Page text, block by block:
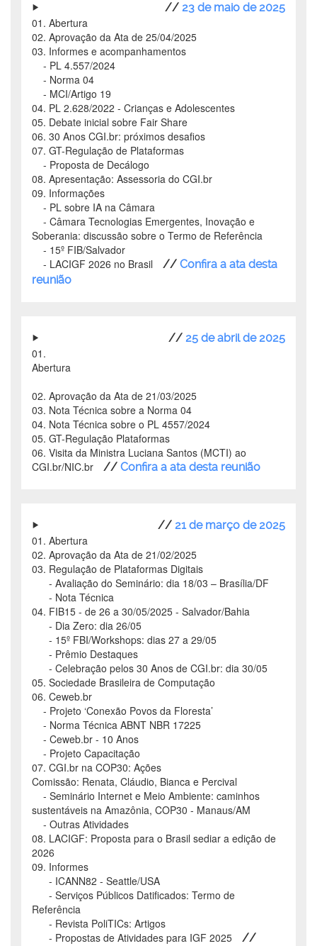
// 23 de maio de 2025
01. Abertura
02. Aprovação da Ata de 25/04/2025
03. Informes e acompanhamentos
- PL 4.557/2024
- Norma 04
- MCI/Artigo 19
04. PL 2.628/2022 - Crianças e Adolescentes
05. Debate inicial sobre Fair Share
06. 30 Anos CGI.br: próximos desafios
07. GT-Regulação de Plataformas
- Proposta de Decálogo
08. Apresentação: Assessoria do CGI.br
09. Informações
- PL sobre IA na Câmara
- Câmara Tecnologias Emergentes, Inovação e
Soberania: discussão sobre o Termo de Referência
- 15º FIB/Salvador
- LACIGF 2026 no Brasil
// Confira a ata desta
reunião
// 25 de abril de 2025
01.
Abertura
02. Aprovação da Ata de 21/03/2025
03. Nota Técnica sobre a Norma 04
04. Nota Técnica sobre o PL 4557/2024
05. GT-Regulação Plataformas
06. Visita da Ministra Luciana Santos (MCTI) ao
CGI.br/NIC.br
// Confira a ata desta reunião
// 21 de março de 2025
01. Abertura
02. Aprovação da Ata de 21/02/2025
03. Regulação de Plataformas Digitais
- Avaliação do Seminário: dia 18/03 – Brasília/DF
- Nota Técnica
04. FIB15 - de 26 a 30/05/2025 - Salvador/Bahia
- Dia Zero: dia 26/05
- 15º FBI/Workshops: dias 27 a 29/05
- Prêmio Destaques
- Celebração pelos 30 Anos de CGI.br: dia 30/05
05. Sociedade Brasileira de Computação
06. Ceweb.br
- Projeto ‘Conexão Povos da Floresta’
- Norma Técnica ABNT NBR 17225
- Ceweb.br - 10 Anos
- Projeto Capacitação
07. CGI.br na COP30: Ações
Comissão: Renata, Cláudio, Bianca e Percival
- Seminário Internet e Meio Ambiente: caminhos
sustentáveis na Amazônia, COP30 - Manaus/AM
- Outras Atividades
08. LACIGF: Proposta para o Brasil sediar a edição de
2026
09. Informes
- ICANN82 - Seattle/USA
- Serviços Públicos Datificados: Termo de
Referência
- Revista PoliTICs: Artigos
- Propostas de Atividades para IGF 2025
//